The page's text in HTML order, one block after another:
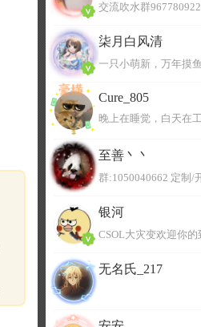
交流吹水群967780922
柒月白风清
Cure_805
至善丶丶
银河
无名氏_217